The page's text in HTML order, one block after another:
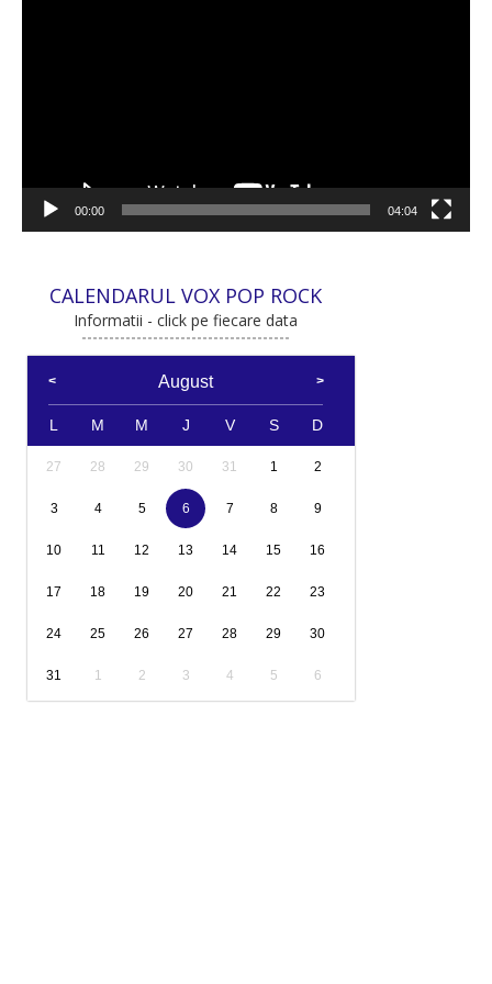
00:00 04:04
CALENDARUL VOX POP ROCK
Informatii - click pe fiecare data
August
L M M J V S D
27 28 29 30 31 1 2
3 4 5 6 7 8 9
10 11 12 13 14 15 16
17 18 19 20 21 22 23
24 25 26 27 28 29 30
31 1 2 3 4 5 6